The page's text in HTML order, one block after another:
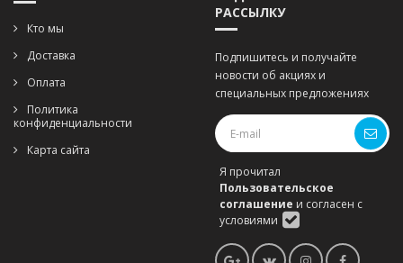
Кто мы
Доставка
Оплата
Политика
конфиденциальности
Карта сайта
РАССЫЛКУ
Подпишитесь и получайте
новости об акциях и
специальных предложениях
Я прочитал
Пользовательское
соглашение и согласен с
условиями